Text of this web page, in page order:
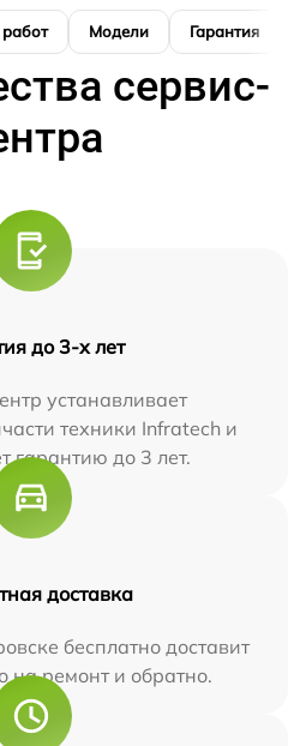
Модели Гарантия
сервис-
до 3-х лет
устанавливает
техники Infratech и
гарантию до 3 лет.
доставка
бесплатно доставит
на ремонт и обратно.